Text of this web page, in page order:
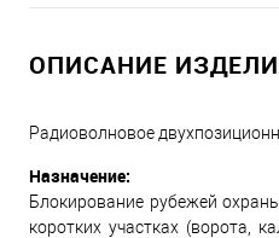
ОПИСАНИЕ
Радиоволновое
Назначение:
Блокирование рубежей
коротких участках (ворота,